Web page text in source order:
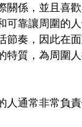
關係，並且喜
可靠讓周圍的
節奏，因此在
質，為周圍人
人通常非常負